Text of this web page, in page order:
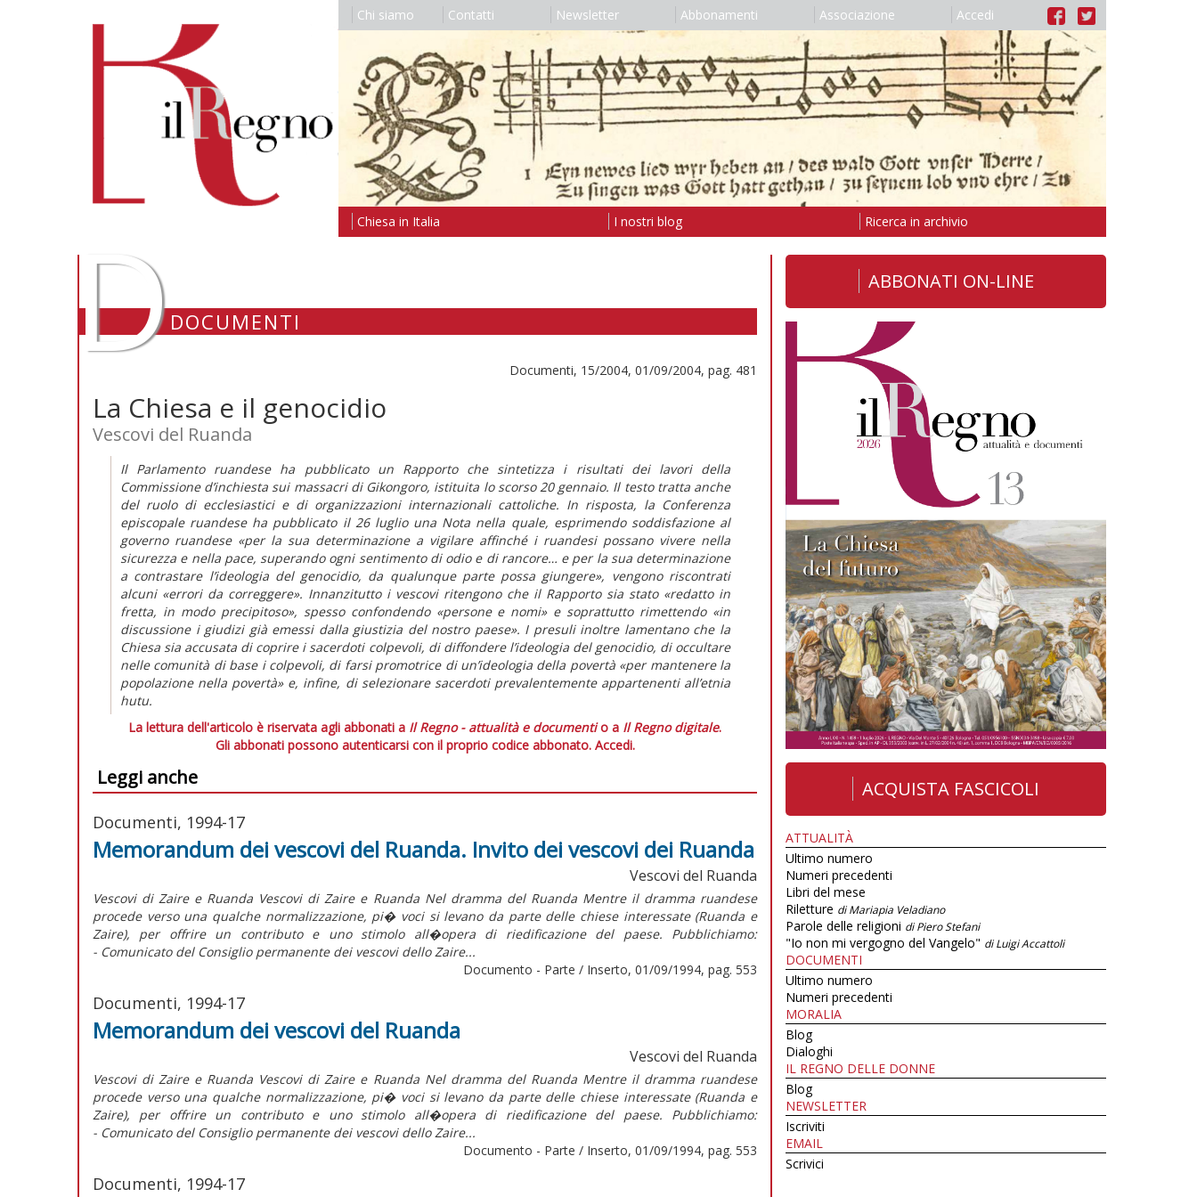
Chi siamo Contatti Newsletter Abbonamenti Associazione Accedi
Chiesa in Italia I nostri blog Ricerca in archivio
DDOCUMENTI
Documenti, 15/2004, 01/09/2004, pag. 481
La Chiesa e il genocidio
Vescovi del Ruanda
Il Parlamento ruandese ha pubblicato un Rapporto che sintetizza i risultati dei lavori della
Commissione d’inchiesta sui massacri di Gikongoro, istituita lo scorso 20 gennaio. Il testo tratta anche
del ruolo di ecclesiastici e di organizzazioni internazionali cattoliche. In risposta, la Conferenza
episcopale ruandese ha pubblicato il 26 luglio una Nota nella quale, esprimendo soddisfazione al
governo ruandese «per la sua determinazione a vigilare affinché i ruandesi possano vivere nella
sicurezza e nella pace, superando ogni sentimento di odio e di rancore… e per la sua determinazione
a contrastare l’ideologia del genocidio, da qualunque parte possa giungere», vengono riscontrati
alcuni «errori da correggere». Innanzitutto i vescovi ritengono che il Rapporto sia stato «redatto in
fretta, in modo precipitoso», spesso confondendo «persone e nomi» e soprattutto rimettendo «in
discussione i giudizi già emessi dalla giustizia del nostro paese». I presuli inoltre lamentano che la
Chiesa sia accusata di coprire i sacerdoti colpevoli, di diffondere l’ideologia del genocidio, di occultare
nelle comunità di base i colpevoli, di farsi promotrice di un’ideologia della povertà «per mantenere la
popolazione nella povertà» e, infine, di selezionare sacerdoti prevalentemente appartenenti all’etnia
hutu.
La lettura dell'articolo è riservata agli abbonati a Il Regno - attualità e documentio a Il Regno digitale.
Gli abbonati possono autenticarsi con il proprio codice abbonato. Accedi.
Leggi anche
Documenti, 1994-17
Memorandum dei vescovi del Ruanda. Invito dei vescovi dei Ruanda
Vescovi del Ruanda
Vescovi di Zaire e Ruanda Vescovi di Zaire e Ruanda Nel dramma del Ruanda Mentre il dramma ruandese
procede verso una qualche normalizzazione, pi� voci si levano da parte delle chiese interessate (Ruanda e
Zaire), per offrire un contributo e uno stimolo all�opera di riedificazione del paese. Pubblichiamo:
- Comunicato del Consiglio permanente dei vescovi dello Zaire...
Documento - Parte / Inserto, 01/09/1994, pag. 553
Documenti, 1994-17
Memorandum dei vescovi del Ruanda
Vescovi del Ruanda
Vescovi di Zaire e Ruanda Vescovi di Zaire e Ruanda Nel dramma del Ruanda Mentre il dramma ruandese
procede verso una qualche normalizzazione, pi� voci si levano da parte delle chiese interessate (Ruanda e
Zaire), per offrire un contributo e uno stimolo all�opera di riedificazione del paese. Pubblichiamo:
- Comunicato del Consiglio permanente dei vescovi dello Zaire...
Documento - Parte / Inserto, 01/09/1994, pag. 553
Documenti, 1994-17
ABBONATI ON-LINE
ACQUISTA FASCICOLI
ATTUALITÀ
Ultimo numero
Numeri precedenti
Libri del mese
Riletture di Mariapia Veladiano
Parole delle religioni di Piero Stefani
"Io non mi vergogno del Vangelo" di Luigi Accattoli
DOCUMENTI
Ultimo numero
Numeri precedenti
MORALIA
Blog
Dialoghi
IL REGNO DELLE DONNE
Blog
NEWSLETTER
Iscriviti
EMAIL
Scrivici